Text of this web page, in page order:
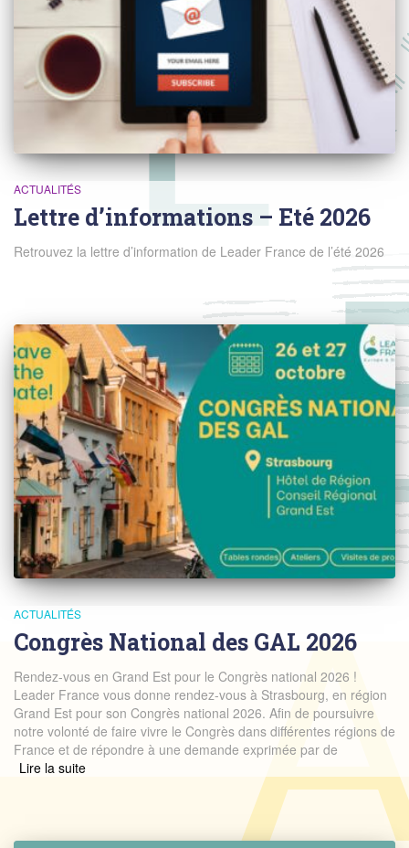
ACTUALITÉS
Lettre d’informations – Eté 2026
Retrouvez la lettre d’information de Leader France de l’été 2026
ACTUALITÉS
Congrès National des GAL 2026
Rendez-vous en Grand Est pour le Congrès national 2026 !
Leader France vous donne rendez-vous à Strasbourg, en région
Grand Est pour son Congrès national 2026. Afin de poursuivre
notre volonté de faire vivre le Congrès dans différentes régions de
France et de répondre à une demande exprimée par de
Read more